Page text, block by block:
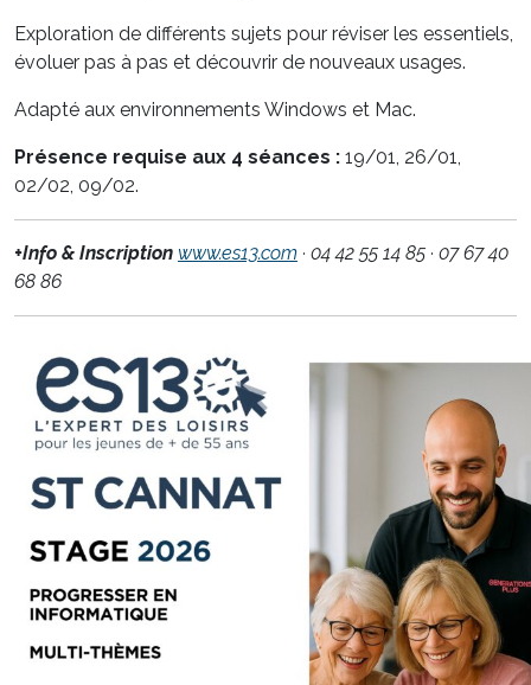
Exploration de différents sujets pour réviser les essentiels,
évoluer pas à pas et découvrir de nouveaux usages.
Adapté aux environnements Windows et Mac.
Présence requise aux 4 séances : 19/01, 26/01,
02/02, 09/02.
+Info & Inscription www.es13.com · 04 42 55 14 85 · 07 67 40
68 86